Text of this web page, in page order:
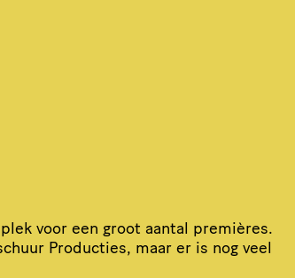
voor een groot aantal premières.
Producties, maar er is nog veel